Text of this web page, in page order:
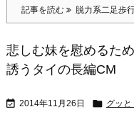
記事を読む 脱力系二足歩
悲しむ妹を慰めるた
誘うタイの長編CM
 2014年11月26日  グッと